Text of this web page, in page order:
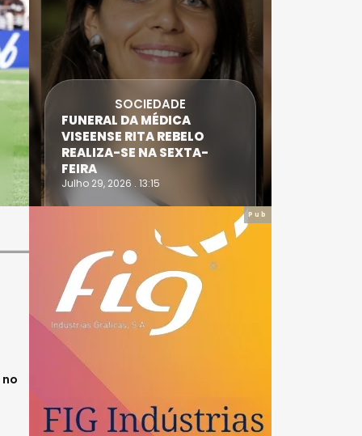
SOCIEDADE
FUNERAL DA MÉDICA
VISEENSE RITA REBELO
REALIZA-SE NA SEXTA-
FEIRA
Julho 29, 2026 . 13:15
Pub